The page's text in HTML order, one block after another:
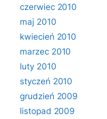
czerwiec 2010
maj 2010
kwiecień 2010
marzec 2010
luty 2010
styczeń 2010
grudzień 2009
listopad 2009